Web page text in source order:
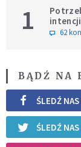
1
intencji
62
BĄDŹ NA
ŚLEDŹ
ŚLEDŹ